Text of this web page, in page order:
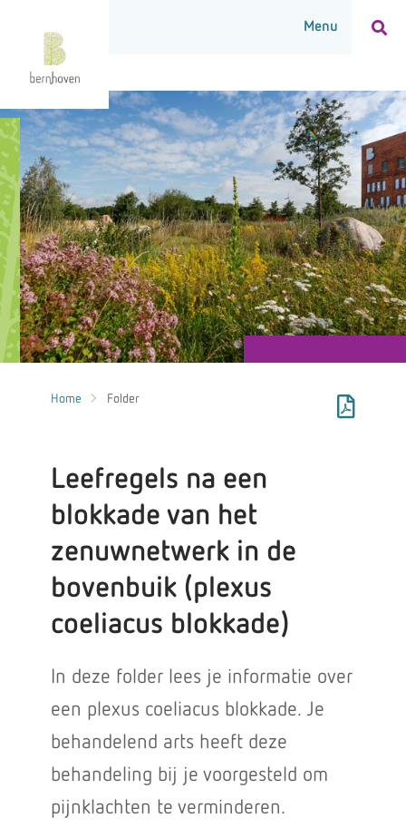
Home Folder
Leefregels na een
blokkade van het
zenuwnetwerk in de
bovenbuik (plexus
coeliacus blokkade)
In deze folder lees je informatie over
een plexus coeliacus blokkade. Je
behandelend arts heeft deze
behandeling bij je voorgesteld om
pijnklachten te verminderen.